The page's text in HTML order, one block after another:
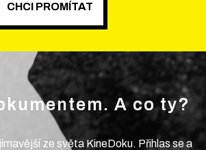
CHCI PROMÍTAT
A co ty?
ze světa KineDoku. Přihlas se a